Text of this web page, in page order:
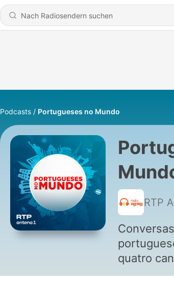
Podcasts Portugueses no Mundo
RTP
quatro
Como